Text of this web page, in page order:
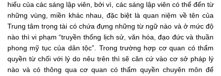
hiểu của các sáng lập viên, bởi vì, các sáng lập viên có thể đến từ
những vùng, miền khác nhau, đặc biệt là quan niệm về tên của
Trung tâm trọng tài có chứa đựng những từ ngữ nào và ở mức độ
nào thì vi phạm “truyền thống lịch sử, văn hóa, đạo đức và thuần
phong mỹ tục của dân tộc”. Trong trường hợp cơ quan có thẩm
quyền từ chối với lý do nêu trên thì sẽ căn cứ vào cơ sở pháp lý
nào và có thông qua cơ quan có thẩm quyền chuyên môn để